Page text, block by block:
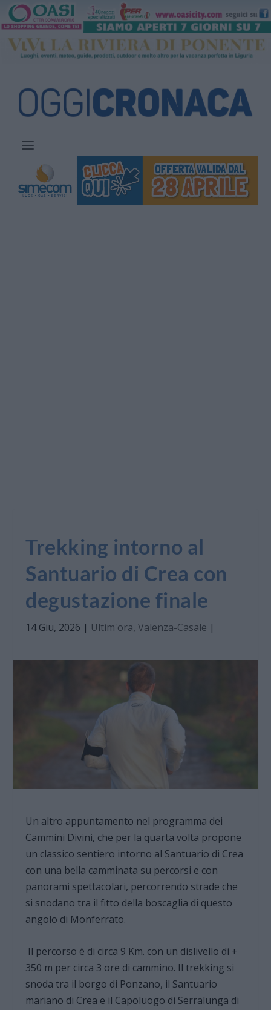
Trekking intorno al
Santuario di Crea con
degustazione finale
14 Giu, 2026 | Ultim'ora,Valenza-Casale |
Un altro appuntamento nel programma dei
Cammini Divini, che per la quarta volta propone
un classico sentiero intorno al Santuario di Crea
con una bella camminata su percorsi e con
panorami spettacolari, percorrendo strade che
si snodano tra il fitto della boscaglia di questo
angolo di Monferrato.
Il percorso è di circa 9 Km. con un dislivello di +
350 m per circa 3 ore di cammino. Il trekking si
snoda tra il borgo di Ponzano, il Santuario
mariano di Crea e il Capoluogo di Serralunga di